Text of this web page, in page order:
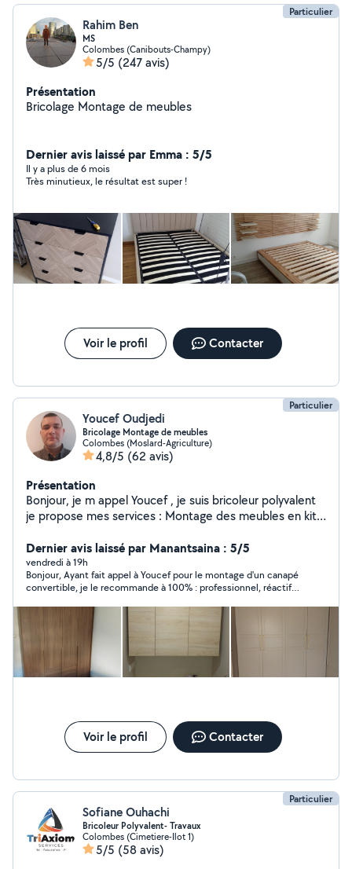
Particulier
Rahim Ben
MS
Colombes (Canibouts-Champy)
5/5 (247 avis)
Présentation
Bricolage Montage de meubles
Dernier avis laissé par Emma : 5/5
Il y a plus de 6 mois
Très minutieux, le résultat est super !
Voir le profil Contacter
Particulier
Youcef Oudjedi
Bricolage Montage de meubles
Colombes (Moslard-Agriculture)
4,8/5 (62 avis)
Présentation
Bonjour, je m appel Youcef , je suis bricoleur polyvalent
je propose mes services : Montage des meubles en kit
comme les cadres et tringle de rideau....
Dernier avis laissé par Manantsaina : 5/5
vendredi à 19h
Bonjour, Ayant fait appel à Youcef pour le montage d'un canapé
convertible, je le recommande à 100% : professionnel, réactif
Voir le profil Contacter
Particulier
Sofiane Ouhachi
Bricoleur Polyvalent- Travaux
Colombes (Cimetiere-Ilot 1)
5/5 (58 avis)